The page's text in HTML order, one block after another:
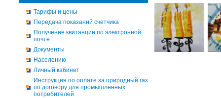
Тарифы и цены
Передача показаний счетчика
Получение квитанции по электронной
почте
Документы
Населению
Личный кабинет
Инструкция по оплате за природный газ
по договору для промышленных
потребителей